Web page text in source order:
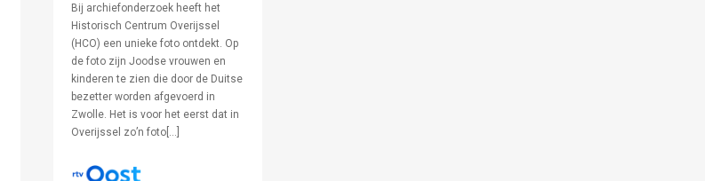
Bij archiefonderzoek heeft het
Historisch Centrum Overijssel
(HCO) een unieke foto ontdekt. Op
de foto zijn Joodse vrouwen en
kinderen te zien die door de Duitse
bezetter worden afgevoerd in
Zwolle. Het is voor het eerst dat in
Overijssel zo’n foto[…]